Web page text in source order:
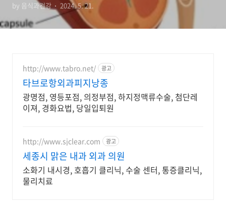
by 음식과건강 2024. 5. 21.
http://www.tabro.net/ 광고
타브로항외과피지낭종
광명점, 영등포점, 의정부점, 하지정맥류수술, 첨단레
이져, 경화요법, 당일입퇴원
http://www.sjclear.com 광고
세종시 맑은 내과 외과 의원
소화기 내시경, 호흡기 클리닉, 수술 센터, 통증클리닉,
물리치료